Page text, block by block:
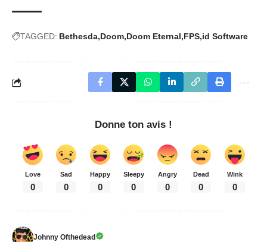
TAGGED: Bethesda Doom Doom Eternal FPS id Software
Donne ton avis !
Love
0
Sad
0
Happy
0
Sleepy
0
Angry
0
Dead
0
Wink
0
Johnny Ofthedead